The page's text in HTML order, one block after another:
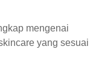
mengenai
yang sesuai